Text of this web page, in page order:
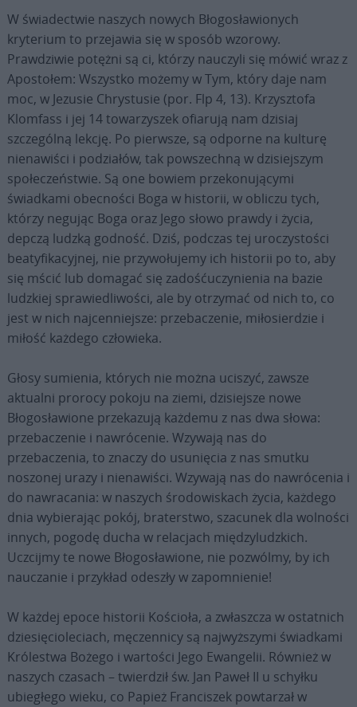
W świadectwie naszych nowych Błogosławionych
kryterium to przejawia się w sposób wzorowy.
Prawdziwie potężni są ci, którzy nauczyli się mówić wraz z
Apostołem: Wszystko możemy w Tym, który daje nam
moc, w Jezusie Chrystusie (por. Flp 4, 13). Krzysztofa
Klomfass i jej 14 towarzyszek ofiarują nam dzisiaj
szczególną lekcję. Po pierwsze, są odporne na kulturę
nienawiści i podziałów, tak powszechną w dzisiejszym
społeczeństwie. Są one bowiem przekonującymi
świadkami obecności Boga w historii, w obliczu tych,
którzy negując Boga oraz Jego słowo prawdy i życia,
depczą ludzką godność. Dziś, podczas tej uroczystości
beatyfikacyjnej, nie przywołujemy ich historii po to, aby
się mścić lub domagać się zadośćuczynienia na bazie
ludzkiej sprawiedliwości, ale by otrzymać od nich to, co
jest w nich najcenniejsze: przebaczenie, miłosierdzie i
miłość każdego człowieka.
Głosy sumienia, których nie można uciszyć, zawsze
aktualni prorocy pokoju na ziemi, dzisiejsze nowe
Błogosławione przekazują każdemu z nas dwa słowa:
przebaczenie i nawrócenie. Wzywają nas do
przebaczenia, to znaczy do usunięcia z nas smutku
noszonej urazy i nienawiści. Wzywają nas do nawrócenia i
do nawracania: w naszych środowiskach życia, każdego
dnia wybierając pokój, braterstwo, szacunek dla wolności
innych, pogodę ducha w relacjach międzyludzkich.
Uczcijmy te nowe Błogosławione, nie pozwólmy, by ich
nauczanie i przykład odeszły w zapomnienie!
W każdej epoce historii Kościoła, a zwłaszcza w ostatnich
dziesięcioleciach, męczennicy są najwyższymi świadkami
Królestwa Bożego i wartości Jego Ewangelii. Również w
naszych czasach – twierdził św. Jan Paweł II u schyłku
ubiegłego wieku, co Papież Franciszek powtarzał w